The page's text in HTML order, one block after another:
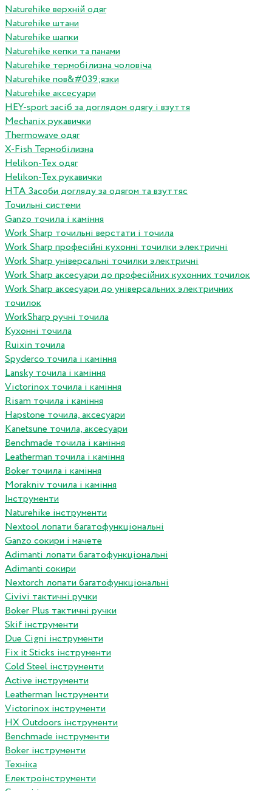
Naturehike верхній одяг
Naturehike штани
Naturehike шапки
Naturehike кепки та панами
Naturehike термобілизна чоловіча
Naturehike пов&#039;язки
Naturehike аксесуари
HEY-sport засіб за доглядом одягу і взуття
Mechanix рукавички
Thermowave одяг
X-Fish Термобілизна
Helikon-Tex одяг
Helikon-Tex рукавички
HTA Засоби догляду за одягом та взуттяс
Точильні системи
Ganzo точила і каміння
Work Sharp точильні верстати і точила
Work Sharp професiйнi кухоннi точилки электричнi
Work Sharp унiверсальнi точилки электричнi
Work Sharp аксесуари до професiйних кухонних точилок
Work Sharp аксесуари до унiверсальних электричних
точилок
WorkSharp ручні точила
Кухонні точила
Ruixin точила
Spyderco точила і каміння
Lansky точила і каміння
Victorinox точила і каміння
Risam точила і каміння
Hapstone точила, аксесуари
Kanetsune точила, аксесуари
Benchmade точила і каміння
Leatherman точила і каміння
Boker точила і каміння
Morakniv точила і каміння
Інструменти
Naturehike інструменти
Nextool лопати багатофункціональні
Ganzo сокири і мачете
Adimanti лопати багатофункціональні
Adimanti сокири
Nextorch лопати багатофункціональні
Сivivi тактичні ручки
Boker Plus тактичні ручки
Skif інструменти
Due Cigni інструменти
Fix it Sticks інструменти
Сold Steel інструменти
Active інструменти
Leatherman Інструменти
Victorinox інструменти
HX Outdoors інструменти
Benchmade інструменти
Boker інструменти
Техніка
Електроінструменти